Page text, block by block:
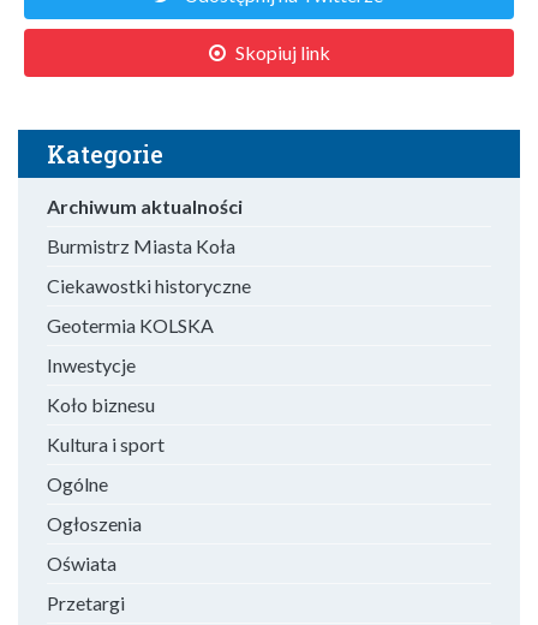
Skopiuj link
Kategorie
Archiwum aktualności
Burmistrz Miasta Koła
Ciekawostki historyczne
Geotermia KOLSKA
Inwestycje
Koło biznesu
Kultura i sport
Ogólne
Ogłoszenia
Oświata
Przetargi